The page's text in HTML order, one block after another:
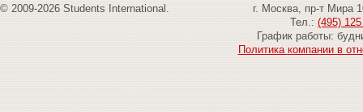
© 2009-2026 Students International.
г. Москва, пр-т Мира
Тел.: (495)
График работы:
Политика компании в